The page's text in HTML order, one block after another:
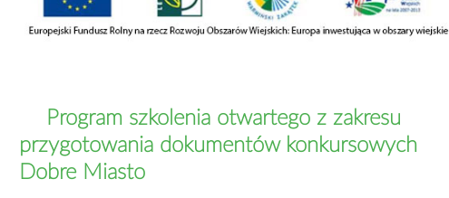
Program szkolenia otwartego z zakresu
przygotowania dokumentów konkursowych
Dobre Miasto